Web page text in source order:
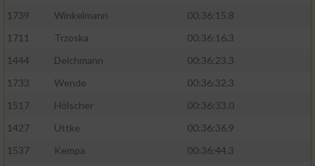
1739
Winkelmann
00:36:15.8
1711
Trzoska
00:36:16.3
1444
Deichmann
00:36:23.3
1733
Wende
00:36:32.3
1517
Hölscher
00:36:33.0
1427
Uttke
00:36:36.9
1537
Kempa
00:36:44.3